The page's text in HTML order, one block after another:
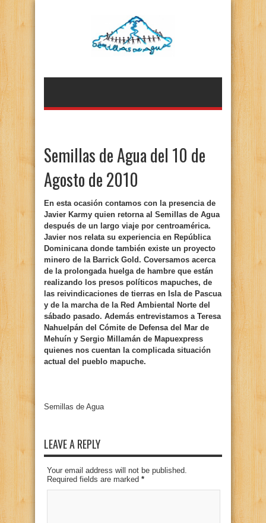
Semillas de Agua del 10 de
Agosto de 2010
En esta ocasión contamos con la presencia de
Javier Karmy quien retorna al Semillas de Agua
después de un largo viaje por centroamérica.
Javier nos relata su experiencia en República
Dominicana donde también existe un proyecto
minero de la Barrick Gold. Coversamos acerca
de la prolongada huelga de hambre que están
realizando los presos políticos mapuches, de
las reivindicaciones de tierras en Isla de Pascua
y de la marcha de la Red Ambiental Norte del
sábado pasado. Además entrevistamos a Teresa
Nahuelpán del Cómite de Defensa del Mar de
Mehuín y Sergio Millamán de Mapuexpress
quienes nos cuentan la complicada situación
actual del pueblo mapuche.
Semillas de Agua
LEAVE A REPLY
Your email address will not be published.
Required fields are marked *